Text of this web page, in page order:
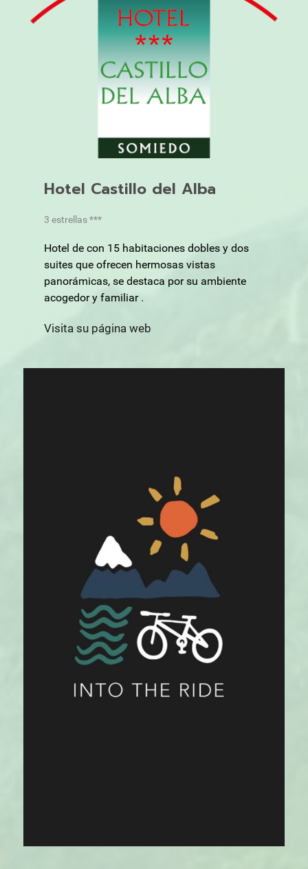
Hotel Castillo del Alba
3 estrellas ***
Hotel de con 15 habitaciones dobles y dos
suites que ofrecen hermosas vistas
panorámicas, se destaca por su ambiente
acogedor y familiar .
Visita su página web